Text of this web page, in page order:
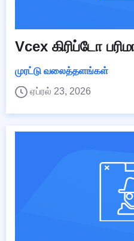
Vcex கிரிப்டோ
முரட்டு வலைத்தளங்கள்
ஏப்ரல் 23, 2026